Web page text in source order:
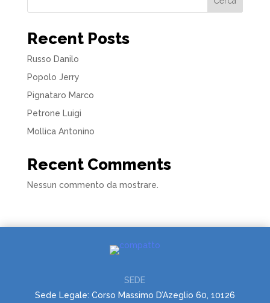
Recent Posts
Russo Danilo
Popolo Jerry
Pignataro Marco
Petrone Luigi
Mollica Antonino
Recent Comments
Nessun commento da mostrare.
SEDE
Sede Legale: Corso Massimo D’Azeglio 60, 10126